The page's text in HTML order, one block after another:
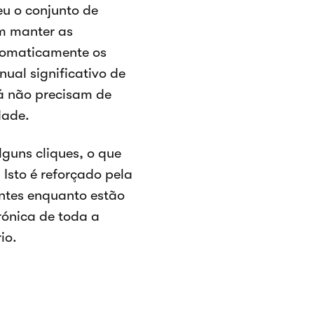
o conjunto de
manter as
os
significativo de
não precisam de
cliques, o que
é reforçado pela
enquanto estão
de toda a